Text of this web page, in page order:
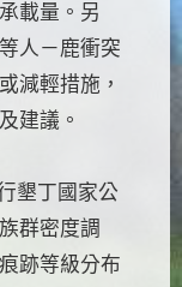
載量。另
人－鹿衝突
減輕措施，
建議。
墾丁國家公
群密度調
跡等級分布